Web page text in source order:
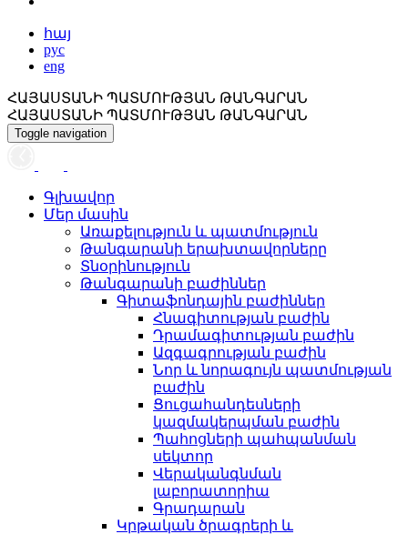
հայ
рус
eng
ՀԱՅԱՍՏԱՆԻ ՊԱՏՄՈՒԹՅԱՆ ԹԱՆԳԱՐԱՆ
ՀԱՅԱՍՏԱՆԻ ՊԱՏՄՈՒԹՅԱՆ ԹԱՆԳԱՐԱՆ
Toggle navigation
Գլխավոր
Մեր մասին
Առաքելություն և պատմություն
Թանգարանի երախտավորները
Տնօրինություն
Թանգարանի բաժիններ
Գիտաֆոնդային բաժիններ
Հնագիտության բաժին
Դրամագիտության բաժին
Ազգագրության բաժին
Նոր և նորագույն պատմության
բաժին
Ցուցահանդեսների
կազմակերպման բաժին
Պահոցների պահպանման
սեկտոր
Վերականգնման
լաբորատորիա
Գրադարան
Կրթական ծրագրերի և